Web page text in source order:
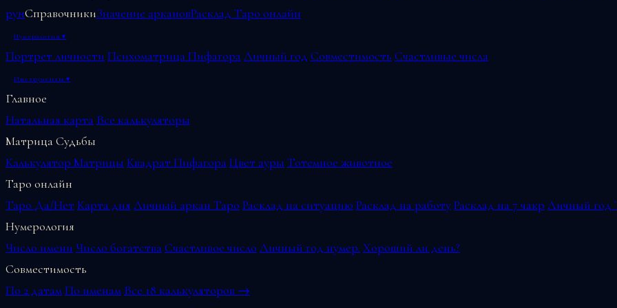
рунСправочникиЗначение аркановРасклад Таро онлайн
Нумерология▾
Портрет личности Психоматрица ПифагораЛичный год Совместимость Счастливые числа
Инструменты▾
Главное
Натальная карта Все калькуляторы
Матрица Судьбы
Калькулятор Матрицы Квадрат ПифагораЦвет ауры Тотемное животное
Таро онлайн
Таро Да/Нет Карта дня Личный аркан Таро Расклад на ситуацию Расклад на работуРасклад на 7 чакр Личный год
Нумерология
Число имени Число богатстваСчастливое число Личный год нумер. Хороший ли день?
Совместимость
По 2 датамПо именам Все 18 калькуляторов →